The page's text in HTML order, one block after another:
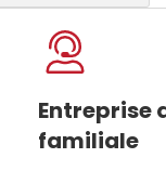
Entreprise
familiale